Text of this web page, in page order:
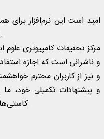
امید است این نرم‌افزار برای
اصحاب رسائل و مکاسب مفید باشد.
مرکز تحقیقات کامپیوتری علوم
و ناشرانى است که اجازه
و نیز از کاربران محترم
و پیشنهادات تکمیلی خود،
کاستی‌ها و ضعف‌های این برنامه یاری نمایند.